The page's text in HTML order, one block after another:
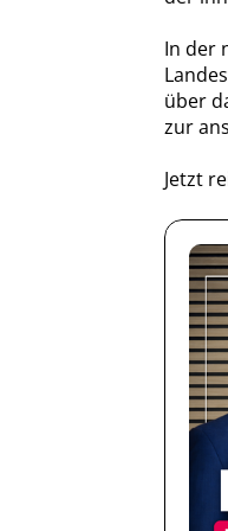
In der
über
zur
Jetzt